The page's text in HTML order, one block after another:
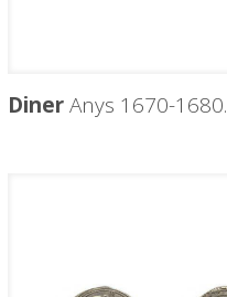
DinerAnys 1670-1680.